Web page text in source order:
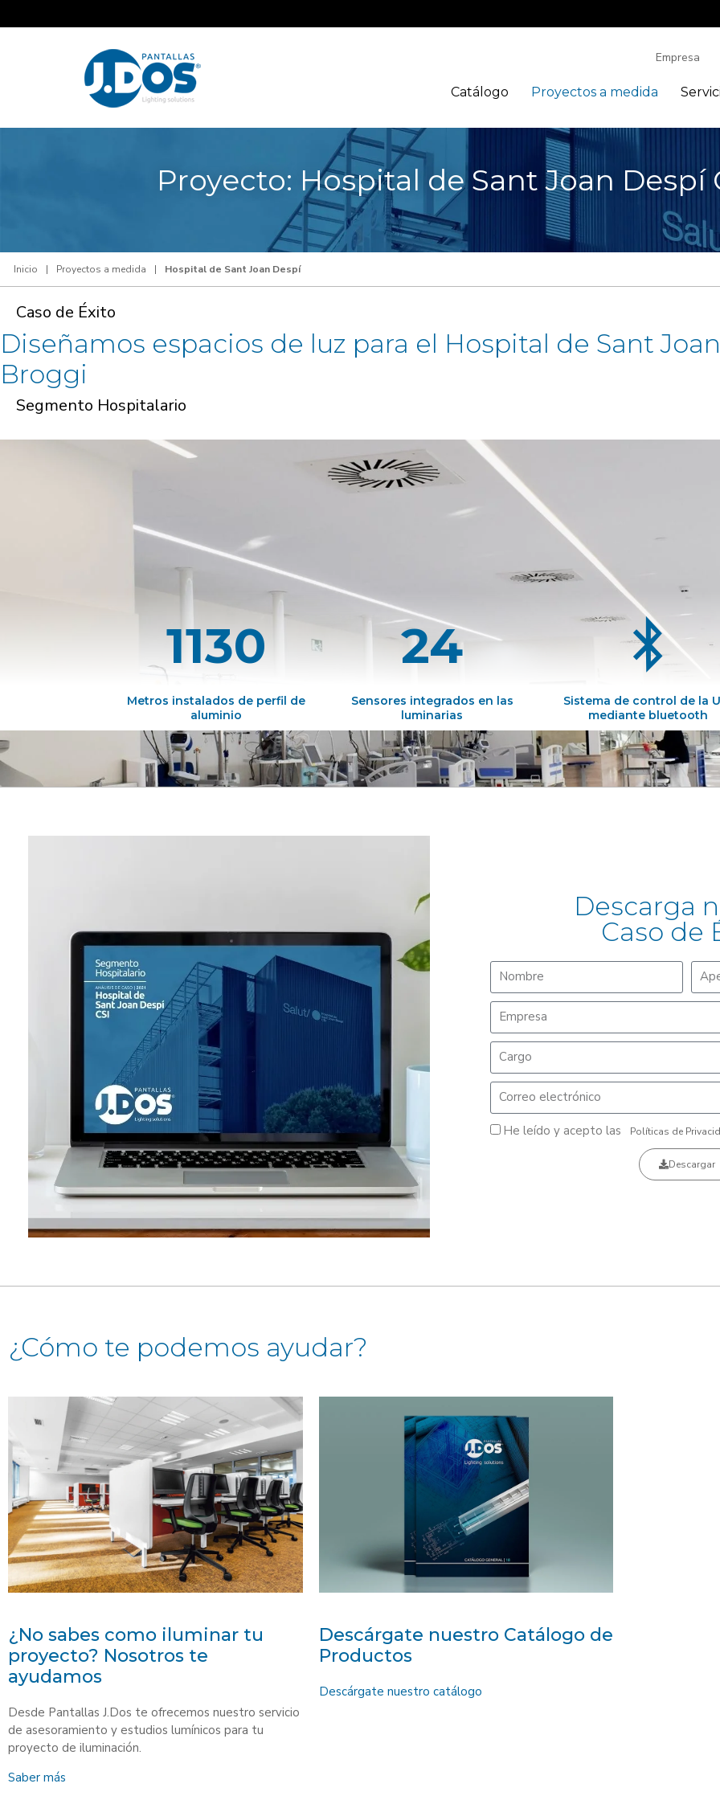
Empresa
Catálogo Proyectos a medida
Proyecto: Hospital de Sant Joan Despí
Inicio | Proyectos a medida | Hospital de Sant Joan Despí
Caso de Éxito
Diseñamos espacios de luz para el Hospital de Sant
Broggi
Segmento Hospitalario
1130
Metros instalados de perfil de
aluminio
24
Sensores integrados en las
luminarias
Sistema de control de la
mediante bluetooth
Descarga
Caso de
He leído y acepto las Políticas de
Descargar
¿Cómo te podemos ayudar?
¿No sabes como iluminar tu
proyecto? Nosotros te
ayudamos
Desde Pantallas J.Dos te ofrecemos nuestro servicio
de asesoramiento y estudios lumínicos para tu
proyecto de iluminación.
Saber más
Descárgate nuestro Catálogo de
Productos
Descárgate nuestro catálogo